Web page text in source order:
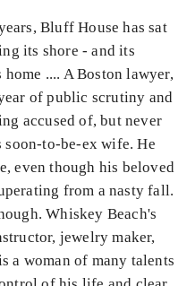
Bluff House has sat
its shore - and its
.... A Boston lawyer,
of public scrutiny and
accused of, but never
soon-to-be-ex wife. He
even though his beloved
from a nasty fall.
Whiskey Beach's
jewelry maker,
a woman of many talents